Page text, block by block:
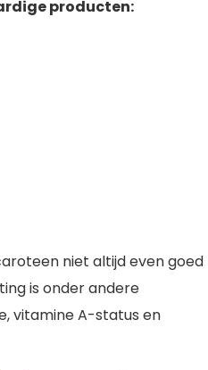
producten:
niet altijd even goed
is onder andere
vitamine A-status en